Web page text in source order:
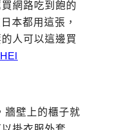
網路吃到飽的
本都用這張，
人可以這邊買
牆壁上的櫃子就